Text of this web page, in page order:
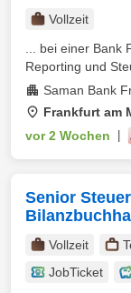
Vollzeit
... bei einer Bank
Reporting und
Saman Bank
Frankfurt am
vor 2 Wochen
Senior
Vollzeit
JobTicket